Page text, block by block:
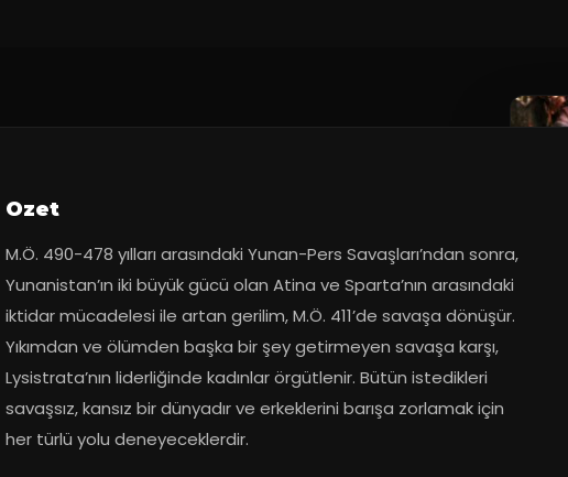
Ozet
M.Ö. 490-478 yılları arasındaki Yunan-Pers Savaşları’ndan sonra,
Yunanistan’ın iki büyük gücü olan Atina ve Sparta’nın arasındaki
iktidar mücadelesi ile artan gerilim, M.Ö. 411’de savaşa dönüşür.
Yıkımdan ve ölümden başka bir şey getirmeyen savaşa karşı,
Lysistrata’nın liderliğinde kadınlar örgütlenir. Bütün istedikleri
savaşsız, kansız bir dünyadır ve erkeklerini barışa zorlamak için
her türlü yolu deneyeceklerdir.